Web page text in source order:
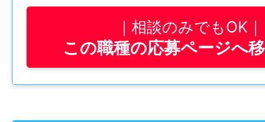
言語聴覚士として、ことばの発達やコミュ
に不安を抱える子どもたちに寄り添いなが
い」「話したい」「関わりたい」という気
けるお仕事です。
相談のみでもOK
この職種の応募ページへ